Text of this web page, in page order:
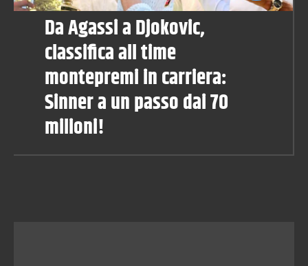
Da Agassi a Djokovic,
classifica all time
montepremi in carriera:
Sinner a un passo dai 70
milioni!